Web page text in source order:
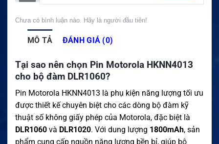
Chưa có bình luận nào. Hãy là người đầu tiên!
MÔ TẢ ĐÁNH GIÁ (0)
Tại sao nên chọn Pin Motorola HKNN4013
cho bộ đàm DLR1060?
Pin Motorola HKNN4013 là phụ kiện năng lượng tối ưu
được thiết kế chuyên biệt cho các dòng bộ đàm kỹ
thuật số không giấy phép của Motorola, đặc biệt là
DLR1060 và DLR1020. Với dung lượng 1800mAh, sản
phẩm cung cấp nguồn năng lượng bền bỉ, giúp bộ